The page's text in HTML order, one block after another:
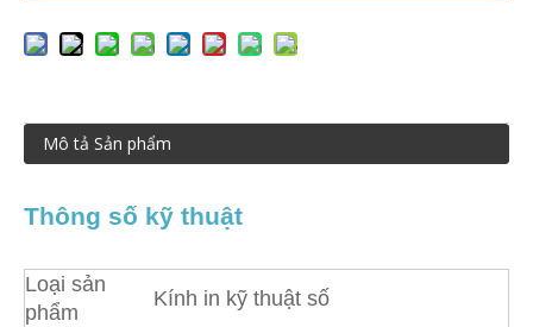
Mô tả Sản phẩm
Thông số kỹ thuật
Loại sản
phẩm
Kính in kỹ thuật số